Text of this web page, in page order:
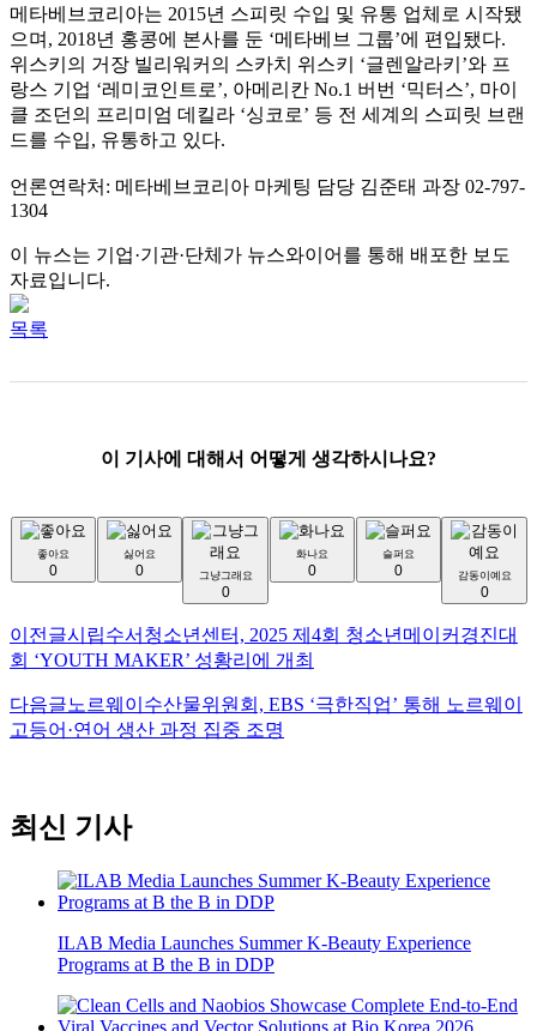
메타베브코리아는 2015년 스피릿 수입 및 유통 업체로 시작됐
으며, 2018년 홍콩에 본사를 둔 ‘메타베브 그룹’에 편입됐다.
위스키의 거장 빌리워커의 스카치 위스키 ‘글렌알라키’와 프
랑스 기업 ‘레미코인트로’, 아메리칸 No.1 버번 ‘믹터스’, 마이
클 조던의 프리미엄 데킬라 ‘싱코로’ 등 전 세계의 스피릿 브랜
드를 수입, 유통하고 있다.
언론연락처: 메타베브코리아 마케팅 담당 김준태 과장 02-797-
1304
이 뉴스는 기업·기관·단체가 뉴스와이어를 통해 배포한 보도
자료입니다.
목록
이 기사에 대해서 어떻게 생각하시나요?
좋아요
0
싫어요
0 그냥그래요
0
화나요
0
슬퍼요
0 감동이예요
0
이전글시립수서청소년센터, 2025 제4회 청소년메이커경진대
회 ‘YOUTH MAKER’ 성황리에 개최
다음글노르웨이수산물위원회, EBS ‘극한직업’ 통해 노르웨이
고등어·연어 생산 과정 집중 조명
최신 기사
ILAB Media Launches Summer K-Beauty Experience
Programs at B the B in DDP